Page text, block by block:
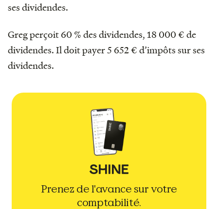
ses dividendes.
Greg perçoit 60 % des dividendes, 18 000 € de
dividendes. Il doit payer 5 652 € d’impôts sur ses
dividendes.
Prenez de l'avance sur votre
comptabilité.